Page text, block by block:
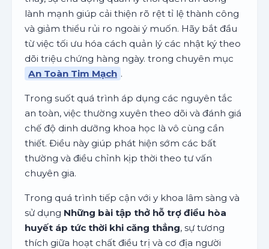
lành mạnh giúp cải thiện rõ rệt tỉ lệ thành công
và giảm thiểu rủi ro ngoài ý muốn. Hãy bắt đầu
từ việc tối ưu hóa cách quản lý các nhật ký theo
dõi triệu chứng hàng ngày. trong chuyên mục
An Toàn Tim Mạch .
Trong suốt quá trình áp dụng các nguyên tắc
an toàn, việc thường xuyên theo dõi và đánh giá
chế độ dinh dưỡng khoa học là vô cùng cần
thiết. Điều này giúp phát hiện sớm các bất
thường và điều chỉnh kịp thời theo tư vấn
chuyên gia.
Trong quá trình tiếp cận với y khoa lâm sàng và
sử dụng Những bài tập thở hỗ trợ điều hòa
huyết áp tức thời khi căng thẳng, sự tương
thích giữa hoạt chất điều trị và cơ địa người